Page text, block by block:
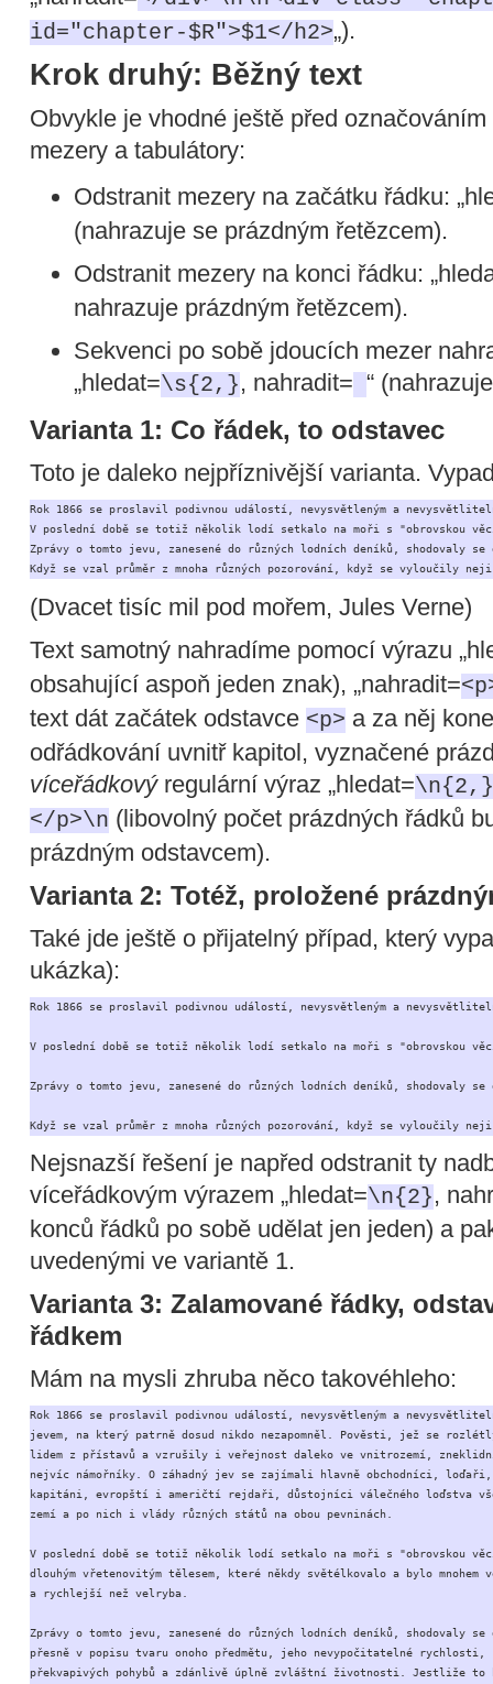
id="chapter-$R">$1</h2>„).
Krok druhý: Běžný text
Obvykle je vhodné ještě před
mezery a tabulátory:
Odstranit mezery na začátku řádku:
(nahrazuje se prázdným řetězcem).
Odstranit mezery na konci řádku:
nahrazuje prázdným řetězcem).
Sekvenci po sobě jdoucích mezer
„hledat=\s{2,}, nahradit= “
Varianta 1: Co řádek, to odstavec
Toto je daleko nejpříznivější varianta.
Rok 1866 se proslavil podivnou událostí, nevysvětleným a
V poslední době se totiž několik lodí setkalo na moři s "obrovskou
Zprávy o tomto jevu, zanesené do různých lodních deníků,
Když se vzal průměr z mnoha různých pozorování, když se vyloučily
(Dvacet tisíc mil pod mořem, Jules Verne)
Text samotný nahradíme pomocí výrazu
obsahující aspoň jeden znak), „nahradit=
text dát začátek odstavce <p> a za něj
odřádkování uvnitř kapitol, vyznačené
víceřádkovýregulární výraz „hledat=\n{2,}
</p>\n (libovolný počet prázdných řádků
prázdným odstavcem).
Varianta 2: Totéž, proložené
Také jde ještě o přijatelný případ, který
ukázka):
Rok 1866 se proslavil podivnou událostí, nevysvětleným a
V poslední době se totiž několik lodí setkalo na moři s "obrovskou
Zprávy o tomto jevu, zanesené do různých lodních deníků,
Když se vzal průměr z mnoha různých pozorování, když se vyloučily
Nejsnazší řešení je napřed odstranit ty
víceřádkovým výrazem „hledat=\n{2},
konců řádků po sobě udělat jen jeden) a
uvedenými ve variantě 1.
Varianta 3: Zalamované řádky,
řádkem
Mám na mysli zhruba něco takovéhleho:
Rok 1866 se proslavil podivnou událostí, nevysvětleným a
jevem, na který patrně dosud nikdo nezapomněl. Pověsti, jež se
lidem z přístavů a vzrušily i veřejnost daleko ve vnitrozemí,
nejvíc námořníky. O záhadný jev se zajímali hlavně obchodníci,
kapitáni, evropští i američtí rejdaři, důstojníci válečného loďstva
zemí a po nich i vlády různých států na obou pevninách.
V poslední době se totiž několik lodí setkalo na moři s "obrovskou
dlouhým vřetenovitým tělesem, které někdy světélkovalo a bylo
a rychlejší než velryba.
Zprávy o tomto jevu, zanesené do různých lodních deníků, shodovaly
přesně v popisu tvaru onoho předmětu, jeho nevypočitatelné rychlosti,
překvapivých pohybů a zdánlivě úplně zvláštní životnosti. Jestliže